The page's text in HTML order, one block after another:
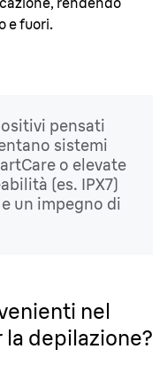
e fuori.
pensati
sistemi
o elevate
(es. IPX7)
un impegno di
nel
depilazione?